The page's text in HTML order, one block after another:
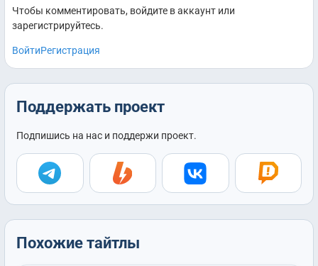
Чтобы комментировать, войдите в аккаунт или
зарегистрируйтесь.
ВойтиРегистрация
Поддержать проект
Подпишись на нас и поддержи проект.
Похожие тайтлы